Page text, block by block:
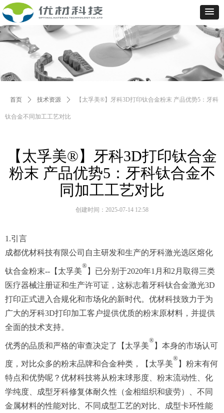
【太孚美®】牙科3D打印钛合金
粉末 产品优势5：牙科钛合金不
同加工工艺对比
1.引言
成都优材科技有限公司自主研发和生产的牙科激光选区熔化
钛合金粉末--【太孚美
®
】已分别于2020年1月和2月取得三类
医疗器械注册证和生产许可证，这标志着牙科钛合金激光3D
打印正式进入合规化和市场化的新时代。优材科技致力于为
广大的牙科3D打印加工客户提供优质的粉末原材料，并提供
全面的技术支持。
优秀的品质和严格的审查决定了【太孚美
®
】本身的市场认可
度，对比众多的粉末品牌和合金种类，【太孚美
®
】粉末有何
特点和优势呢？优材科技将从粉末球形度、粉末流动性、化
学纯度、成型牙科修复体耐久性（金相组织和疲劳）、不同
金属材料的性能对比、不同成型工艺的对比、成型卡环性能
创建时间： 2025-07-14 12:58
首页 ꄲ 技术资源 ꄲ 【太孚美®】牙科3D打印钛合金粉末 产品优势5：牙科
钛合金不同加工工艺对比